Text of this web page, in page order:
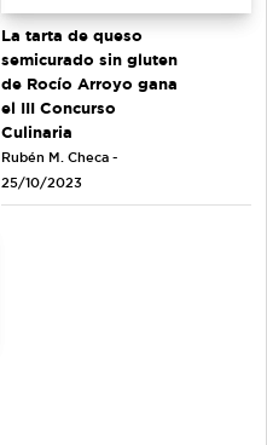
La tarta de queso
semicurado sin gluten
de Rocío Arroyo gana
el III Concurso
Culinaria
Rubén M. Checa -
25/10/2023